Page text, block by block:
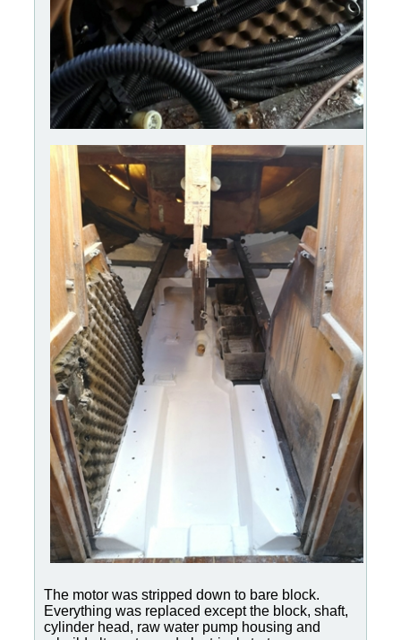
The motor was stripped down to bare block.
Everything was replaced except the block, shaft,
cylinder head, raw water pump housing and